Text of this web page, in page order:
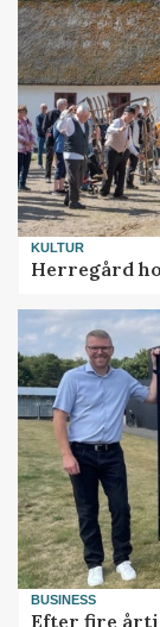
KULTUR
Herregård
BUSINESS
Efter fire